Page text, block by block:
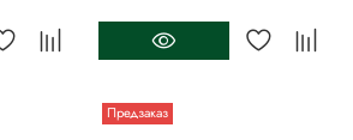
Предзаказ